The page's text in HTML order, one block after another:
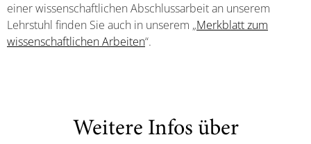
einer wissenschaftlichen Abschlussarbeit an unserem
Lehrstuhl finden Sie auch in unserem „Merkblatt zum
wissenschaftlichen Arbeiten“.
Weitere Infos über